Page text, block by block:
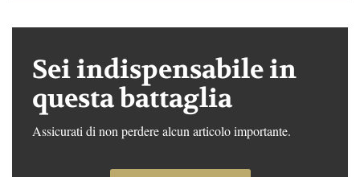
Sei indispensabile in
questa battaglia
Assicurati di non perdere alcun articolo importante.